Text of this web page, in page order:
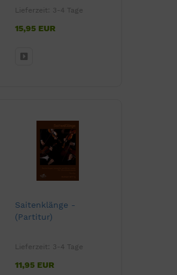
Lieferzeit: 3-4 Tage
15,95 EUR
Saitenklänge -
(Partitur)
Lieferzeit: 3-4 Tage
11,95 EUR